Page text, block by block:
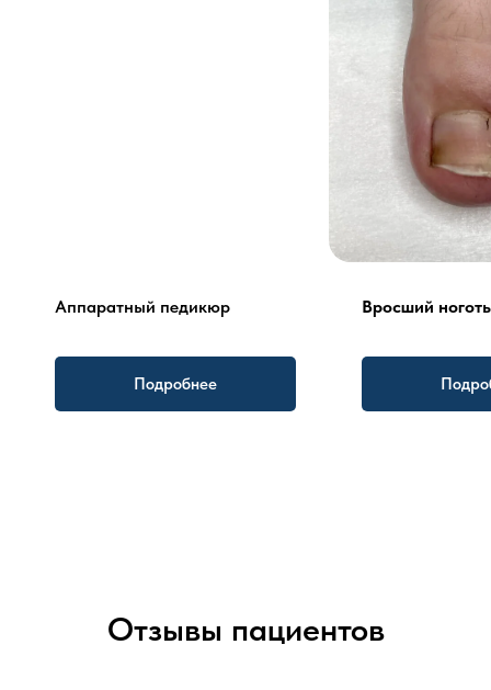
Аппаратный педикюр
Подробнее
Вросший ноготь
Отзывы пациентов